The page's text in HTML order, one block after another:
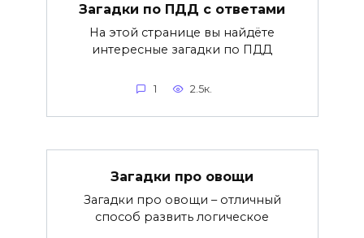
Загадки по ПДД с ответами
На этой странице вы найдёте
интересные загадки по ПДД
1 2.5к.
Загадки про овощи
Загадки про овощи – отличный
способ развить логическое